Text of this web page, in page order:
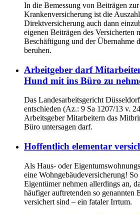
In die Bemessung von Beiträgen
Krankenversicherung ist die
Direktversicherung auch dann
eigenen Beiträgen des Versicherten
Beschäftigung und der Übernahme
beruhen.
Arbeitgeber darf
Hund mit ins Büro zu
Das Landesarbeitsgericht
entschieden (Az.: 9 Sa 1207/13 v.
Arbeitsgeber Mitarbeitern das
Büro untersagen darf.
Hoffentlich elementar
Als Haus- oder
eine Wohngebäudeversicherung!
Eigentümer nehmen allerdings an,
häufiger auftretenden so genannten
versichert sind – ein fataler Irrtum.